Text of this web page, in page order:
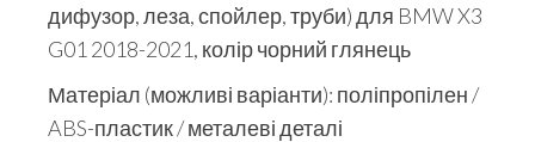
дифузор, леза, спойлер, труби) для BMW X3
G01 2018-2021, колір чорний глянець
Матеріал (можливі варіанти): поліпропілен /
ABS-пластик / металеві деталі